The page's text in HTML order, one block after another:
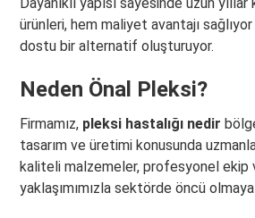
Dayanıklı yapısı sayesinde uzun
ürünleri, hem maliyet avantajı
dostu bir alternatif oluşturuyor.
Neden Önal Pleksi?
Firmamız, pleksi hastalığı nedir
tasarım ve üretimi konusunda
kaliteli malzemeler, profesyonel ekip
yaklaşımımızla sektörde öncü